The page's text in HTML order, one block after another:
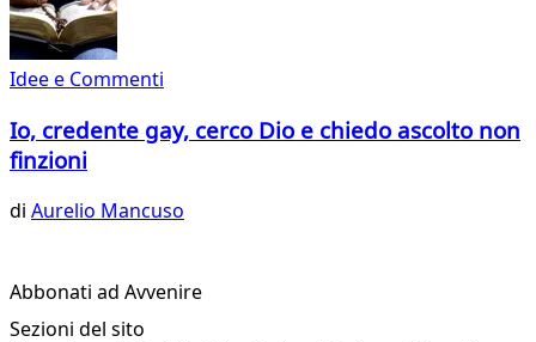
Idee e Commenti
Io, credente gay, cerco Dio e chiedo ascolto non
finzioni
di Aurelio Mancuso
Abbonati ad Avvenire
Sezioni del sito